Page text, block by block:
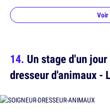
Voir
Un stage d'un
dresseur d'animaux -